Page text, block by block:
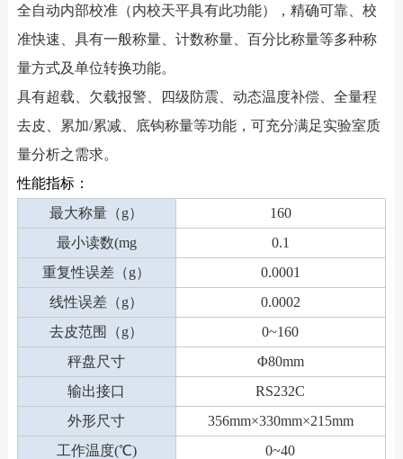
全自动内部校准（内校天平具有此功能），精确可靠、校
准快速、具有一般称量、计数称量、百分比称量等多种称
量方式及单位转换功能。
具有超载、欠载报警、四级防震、动态温度补偿、全量程
去皮、累加/累减、底钩称量等功能，可充分满足实验室质
量分析之需求。
性能指标：
最大称量（g）
160
最小读数(mg
0.1
重复性误差（g）
0.0001
线性误差（g）
0.0002
去皮范围（g）
0~160
秤盘尺寸
Φ80mm
输出接口
RS232C
外形尺寸
356mm×330mm×215mm
工作温度(℃)
0~40